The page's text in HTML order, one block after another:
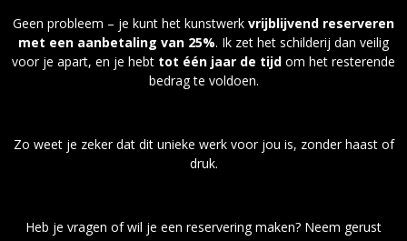
Geen probleem – je kunt het kunstwerk vrijblijvend reserveren
met een aanbetaling van 25%. Ik zet het schilderij dan veilig
voor je apart, en je hebt tot één jaar de tijd om het resterende
bedrag te voldoen.
Zo weet je zeker dat dit unieke werk voor jou is, zonder haast of
druk.
Heb je vragen of wil je een reservering maken? Neem gerust